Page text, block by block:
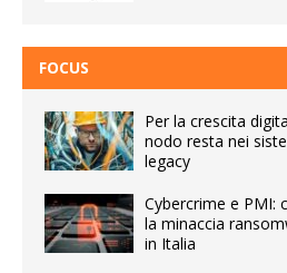
FOCUS
Per la crescita
nodo resta nei
legacy
Cybercrime e PMI:
la minaccia
in Italia